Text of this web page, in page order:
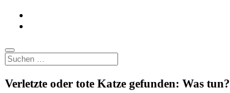
Suchen
Verletzte oder tote Katze gefunden: Was tun?